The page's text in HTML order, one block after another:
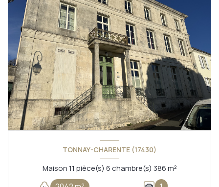
TONNAY-CHARENTE (17430)
Maison 11 pièce(s) 6 chambre(s) 386 m²